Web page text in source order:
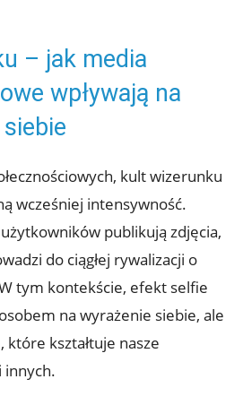
– jak media
wpływają na
kult wizerunku
wcześniej intensywność.
publikują zdjęcia,
do ciągłej rywalizacji ​o
tym kontekście, ‍efekt ​selfie
na wyrażenie siebie, ale
kształtuje nasze
innych.